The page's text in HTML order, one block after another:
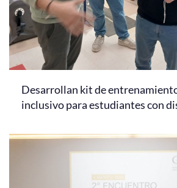
Desarrollan kit de
inclusivo para estudiantes con